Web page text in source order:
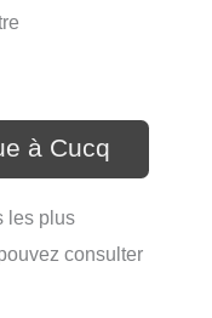
à Cucq
les plus
consulter